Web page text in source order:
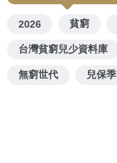
2026 貧窮
台灣貧窮兒少資料庫
無窮世代 兒保季